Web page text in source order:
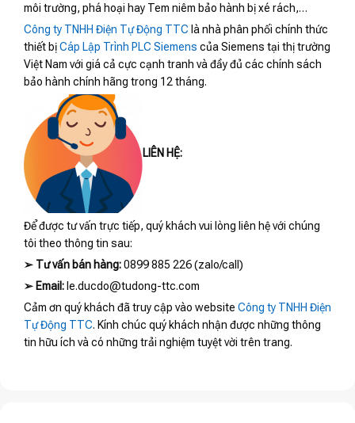
môi trường, phá hoại hay Tem niêm bảo hành bị xé rách,…
Công ty TNHH Điện Tự Động TTC là nhà phân phối chính thức
thiết bịCáp Lập Trình PLC Siemens của Siemens tại thị trường
Việt Nam với giá cả cực cạnh tranh và đầy đủ các chính sách
bảo hành chính hãng trong 12 tháng.
LIÊN HỆ:
Để được tư vấn trực tiếp, quý khách vui lòng liên hệ với chúng
tôi theo thông tin sau:
➢ Tư vấn bán hàng:0899 885 226 (zalo/call)
➢ Email: le.ducdo@tudong-ttc.com
Cảm ơn quý khách đã truy cập vào website Công ty TNHH Điện
Tự Động TTC. Kính chúc quý khách nhận được những thông
tin hữu ích và có những trải nghiệm tuyệt vời trên trang.